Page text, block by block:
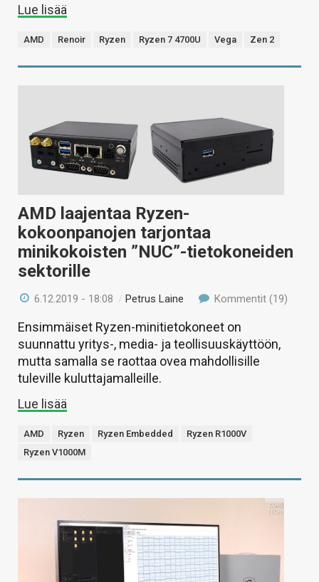
Lue lisää
AMD Renoir Ryzen Ryzen 7 4700U Vega Zen 2
AMD laajentaa Ryzen-
kokoonpanojen tarjontaa
minikokoisten ”NUC”-tietokoneiden
sektorille
6.12.2019 - 18:08 / Petrus Laine Kommentit (19)
Ensimmäiset Ryzen-minitietokoneet on
suunnattu yritys-, media- ja teollisuuskäyttöön,
mutta samalla se raottaa ovea mahdollisille
tuleville kuluttajamalleille.
Lue lisää
AMD Ryzen Ryzen Embedded
Ryzen R1000V
Ryzen V1000M